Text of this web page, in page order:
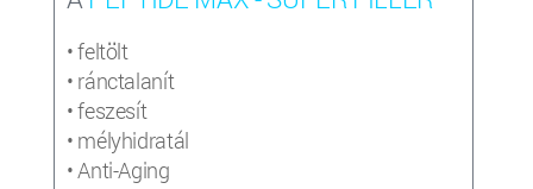
• feltölt
• ránctalanít
• feszesít
• mélyhidratál
• Anti-Aging